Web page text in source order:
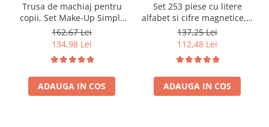
Trusa de machiaj pentru
copii, Set Make-Up Simply
Joy, cu 47 de elemente
pentru make-up, rujuri,
farduri, oja, Design inedit,
geanta cu maner pentru
transport, pentru fetite de
3,4,5,6,7,8,9 ani
162,67 Lei
134,98 Lei
ADAUGA IN COS
Set 253 piese cu litere
alfabet si cifre magnetice, 1
tabla magnetica cu doua
fete si cutie de depozitare,
jucarii educative pentru
copii de 3,4,5,6,7 ani
137,25 Lei
112,48 Lei
ADAUGA IN COS